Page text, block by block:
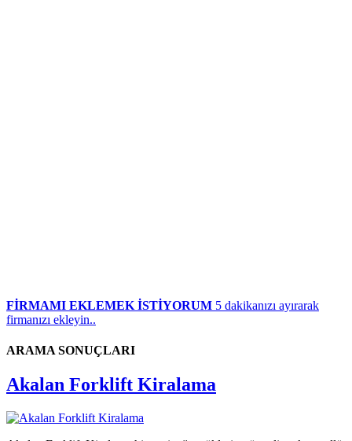
FİRMAMI EKLEMEK İSTİYORUM 5 dakikanızı ayırarak
firmanızı ekleyin..
ARAMA SONUÇLARI
Akalan Forklift Kiralama